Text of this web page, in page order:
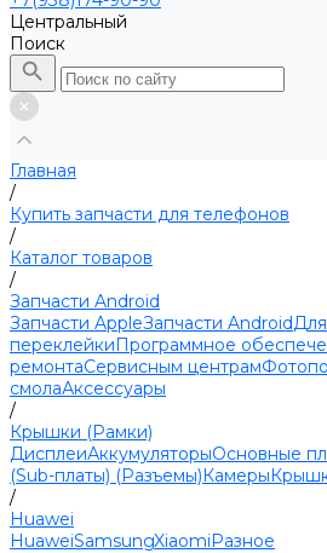
Центральный
Поиск
Главная
/
Купить запчасти для телефонов
/
Каталог товаров
/
Запчасти Android
Запчасти AppleЗапчасти AndroidДля
переклейкиПрограммное
ремонтаСервисным центрам
смолаАксессуары
/
Крышки (Рамки)
ДисплеиАккумуляторыОсновные
(Sub-платы) (Разъемы)Камеры
/
Huawei
HuaweiSamsungXiaomiРазное